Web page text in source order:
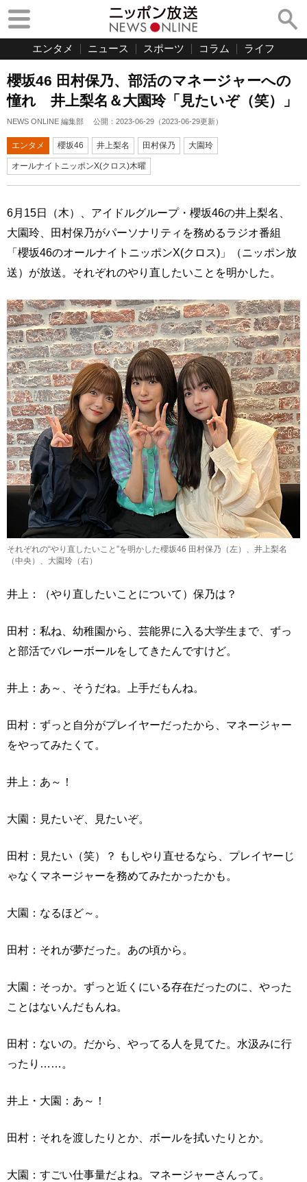
エンタメ ニュース スポーツ コラム ライフ
櫻坂46 田村保乃、部活のマネージャーへの
憧れ 井上梨名＆大園玲「見たいぞ（笑）」
NEWS ONLINE 編集部 公開： 2023-06-29 （2023-06-29更新）
エンタメ 櫻坂46 井上梨名 田村保乃 大園玲
オールナイトニッポンX(クロス)木曜
6月15日（木）、アイドルグループ・櫻坂46の井上梨名、
大園玲、田村保乃がパーソナリティを務めるラジオ番組
「櫻坂46のオールナイトニッポンX(クロス)」（ニッポン放
送）が放送。それぞれのやり直したいことを明かした。
それぞれの“やり直したいこと”を明かした櫻坂46 田村保乃（左）、井上梨名
（中央）、大園玲（右）
井上：（やり直したいことについて）保乃は？
田村：私ね、幼稚園から、芸能界に入る大学生まで、ずっ
と部活でバレーボールをしてきたんですけど。
井上：あ～、そうだね。上手だもんね。
田村：ずっと自分がプレイヤーだったから、マネージャー
をやってみたくて。
井上：あ～！
大園：見たいぞ、見たいぞ。
田村：見たい（笑）？ もしやり直せるなら、プレイヤーじ
ゃなくマネージャーを務めてみたかったかも。
大園：なるほど～。
田村：それが夢だった。あの頃から。
大園：そっか。ずっと近くにいる存在だったのに、やった
ことはないんだもんね。
田村：ないの。だから、やってる人を見てた。水汲みに行
ったり……。
井上・大園：あ～！
田村：それを渡したりとか、ボールを拭いたりとか。
大園：すごい仕事量だよね。マネージャーさんって。